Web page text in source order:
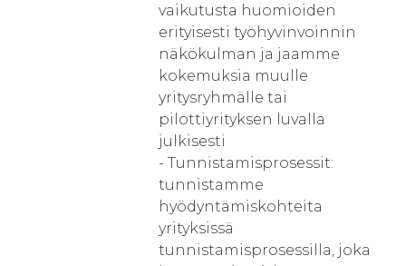
vaikutusta huomioiden
erityisesti työhyvinvoinnin
näkökulman ja jaamme
kokemuksia muulle
yritysryhmälle tai
pilottiyrityksen luvalla
julkisesti
- Tunnistamisprosessit:
tunnistamme
hyödyntämiskohteita
yrityksissä
tunnistamisprosessilla, joka